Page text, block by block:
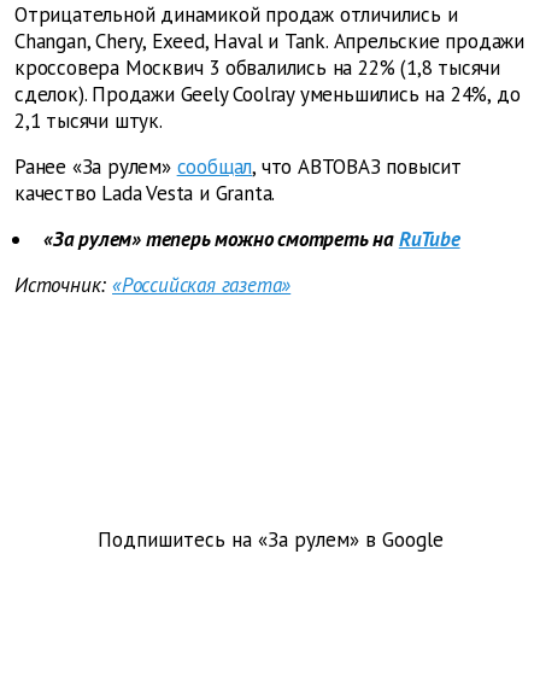
Отрицательной динамикой продаж отличились и
Changan, Chery, Exeed, Haval и Tank. Апрельские продажи
кроссовера Москвич 3 обвалились на 22% (1,8 тысячи
сделок). Продажи Geely Coolray уменьшились на 24%, до
2,1 тысячи штук.
Ранее «За рулем» сообщал, что АВТОВАЗ повысит
качество Lada Vesta и Granta.
«За рулем» теперь можно смотреть наRuTube
Источник: «Российская газета»
Подпишитесь на «За рулем» в Google